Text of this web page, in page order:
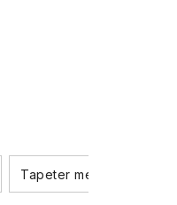
Tapeter med dyr